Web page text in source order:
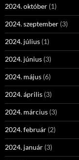
2024. október (1)
2024. szeptember (3)
2024. július (1)
2024. június (3)
2024. május (6)
2024. április (3)
2024. március (3)
2024. február (2)
2024. január (3)